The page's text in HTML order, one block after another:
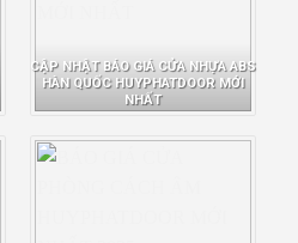
CẬP NHẬT BÁO GIÁ CỬA NHỰA ABS
HÀN QUỐC HUYPHATDOOR MỚI
NHẤT